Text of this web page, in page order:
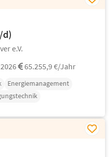
d)
e.V.
65.255,9 €/Jahr
Energiemanagement